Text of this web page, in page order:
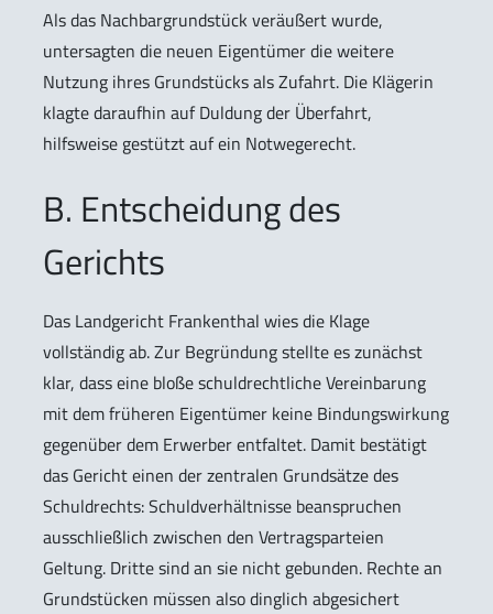
Als das Nachbargrundstück veräußert wurde,
untersagten die neuen Eigentümer die weitere
Nutzung ihres Grundstücks als Zufahrt. Die Klägerin
klagte daraufhin auf Duldung der Überfahrt,
hilfsweise gestützt auf ein Notwegerecht.
B. Entscheidung des
Gerichts
Das Landgericht Frankenthal wies die Klage
vollständig ab. Zur Begründung stellte es zunächst
klar, dass eine bloße schuldrechtliche Vereinbarung
mit dem früheren Eigentümer keine Bindungswirkung
gegenüber dem Erwerber entfaltet. Damit bestätigt
das Gericht einen der zentralen Grundsätze des
Schuldrechts: Schuldverhältnisse beanspruchen
ausschließlich zwischen den Vertragsparteien
Geltung. Dritte sind an sie nicht gebunden. Rechte an
Grundstücken müssen also dinglich abgesichert